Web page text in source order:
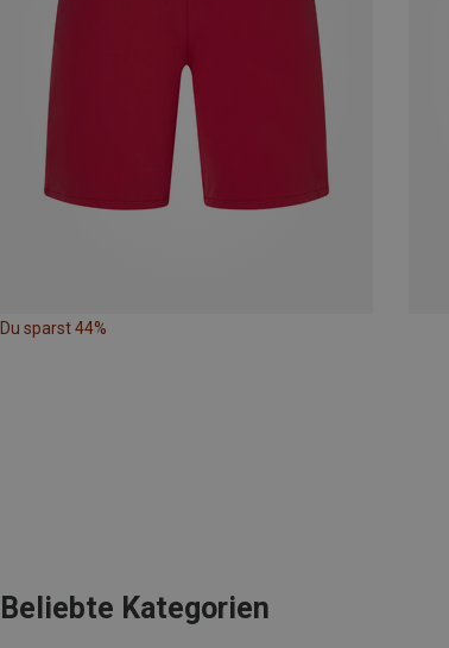
Du sparst 44%
Beliebte Kategorien